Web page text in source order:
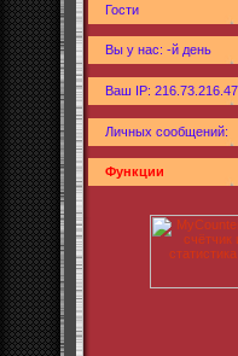
Гости
Вы у нас: -й день
Ваш IP: 216.73.216.47
Личных сообщений:
Функции